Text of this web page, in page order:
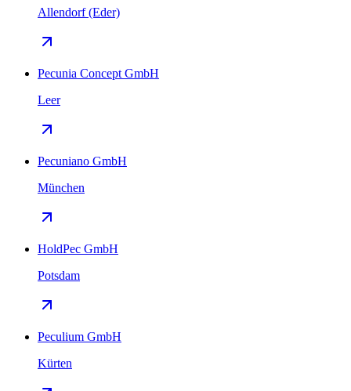
Allendorf (Eder)
Pecunia Concept GmbH
Leer
Pecuniano GmbH
München
HoldPec GmbH
Potsdam
Peculium GmbH
Kürten